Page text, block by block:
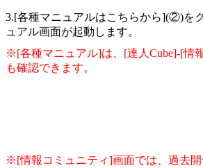
3.[各種マニュアルはこちらから](②)を
ュアル画面が起動します。
※[各種マニュアル]は、[達人Cube]-[情
も確認できます。
※[情報コミュニティ]画面では、過去